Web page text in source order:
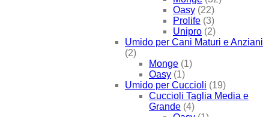
Oasy (22)
Prolife (3)
Unipro (2)
Umido per Cani Maturi e Anziani
(2)
Monge (1)
Oasy (1)
Umido per Cuccioli (19)
Cuccioli Taglia Media e
Grande (4)